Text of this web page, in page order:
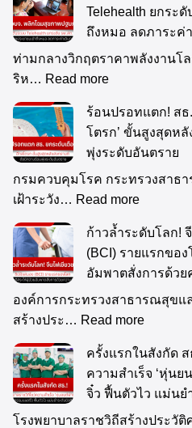
Telehealth ยกระ
ถึงหมอ ลดภาระค่
ท่ามกลางวิกฤตราคาพลังงานโ
ริห… Read more
ร้อนปรอทแตก! สธ
โตรก’ ขั้นสูงสุดห
พุ่งระดับอันตราย
กรมควบคุมโรค กระทรวงสาธ
เฝ้าระวัง… Read more
ก้าวล้ำระดับโลก!
(BCI) รายแรกขอ
อัมพาตสั่งการด้ว
องค์การกระทรวงสาธารณสุขแ
สร้างประ… Read more
ครั้งแรกในสังกัด
ความสำเร็จ ‘หุ่นย
จิ๋ว ฟื้นตัวไว แม่นย
โรงพยาบาลราชวิถีสร้างประวั